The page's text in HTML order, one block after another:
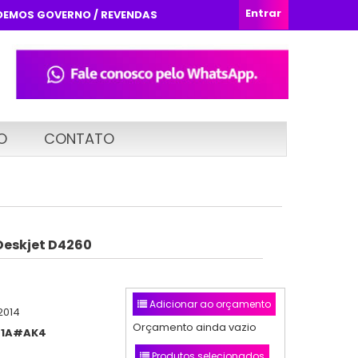
Entrar
GOVERNO / REVENDAS
CONTATO
D4260
Adicionar ao orçamento
Orçamento ainda vazio